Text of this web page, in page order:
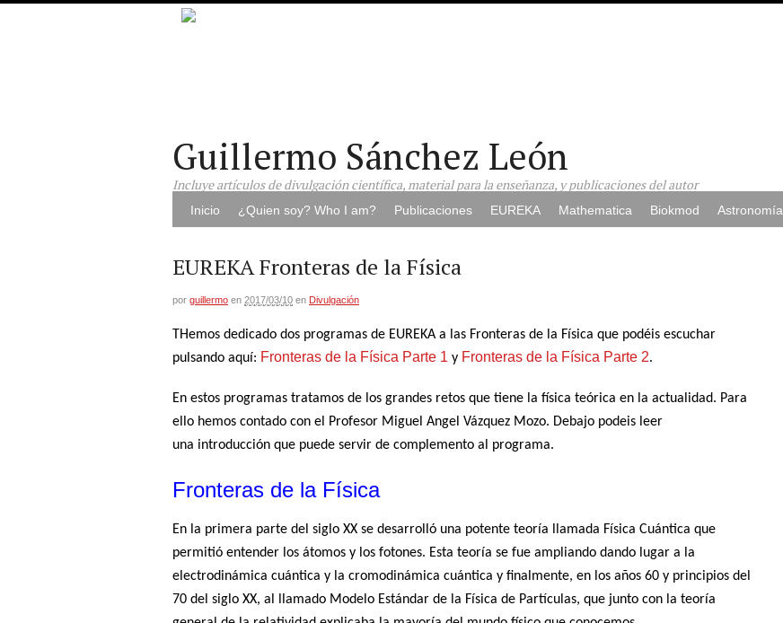
Guillermo Sánchez León
Incluye artículos de divulgación científica, material para la enseñanza, y publicaciones del autor
Inicio ¿Quien soy? Who I am? Publicaciones EUREKA Mathematica Biokmod Astronomía
EUREKA Fronteras de la Física
por guillermo en 2017/03/10 en Divulgación
THemos dedicado dos programas de EUREKA a las Fronteras de la Física que podéis escuchar
pulsando aquí: Fronteras de la Física Parte 1 y Fronteras de la Física Parte 2.
En estos programas tratamos de los grandes retos que tiene la física teórica en la actualidad. Para
ello hemos contado con el Profesor Miguel Angel Vázquez Mozo. Debajo podeis leer
una introducción que puede servir de complemento al programa.
Fronteras de la Física
En la primera parte del siglo XX se desarrolló una potente teoría llamada Física Cuántica que
permitió entender los átomos y los fotones. Esta teoría se fue ampliando dando lugar a la
electrodinámica cuántica y la cromodinámica cuántica y finalmente, en los años 60 y principios del
70 del siglo XX, al llamado Modelo Estándar de la Física de Partículas, que junto con la teoría